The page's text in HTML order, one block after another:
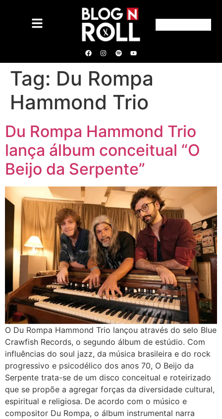
Tag: Du Rompa
Hammond Trio
Du Rompa Hammond Trio
lança álbum conceitual “O
Beijo da Serpente”
O Du Rompa Hammond Trio lançou através do selo Blue
Crawfish Records, o segundo álbum de estúdio. Com
influências do soul jazz, da música brasileira e do rock
progressivo e psicodélico dos anos 70, O Beijo da
Serpente trata-se de um disco conceitual e roteirizado
que se propõe a agregar forças da diversidade cultural,
espiritual e religiosa. De acordo com o músico e
compositor Du Rompa, o álbum instrumental narra